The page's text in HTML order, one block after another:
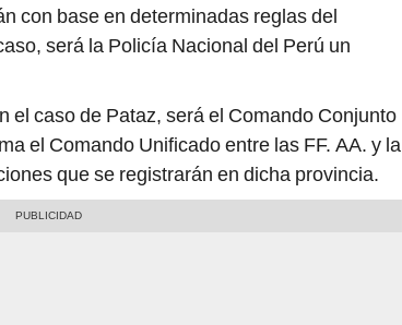
con base en determinadas reglas del
será la Policía Nacional del Perú un
el caso de Pataz, será el Comando Conjunto
el Comando Unificado entre las FF. AA. y la
que se registrarán en dicha provincia.